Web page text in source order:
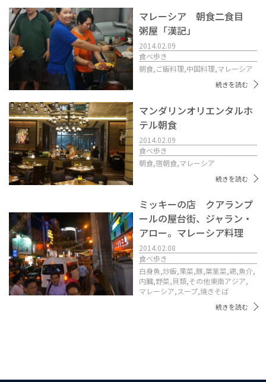
マレーシア 朝食二食目
粥屋「漢記」
2014.02.09
食べ歩き
朝食,ご飯料理,中国料理,マレーシア
続きを読む
マンダリンオリエンタルホ
テル朝食
2014.02.09
食べ歩き
朝食,宿朝食,マレーシア
続きを読む
ミッキーの店 クアランプ
ールの屋台街、ジャラン・
アロー。マレーシア料理
2014.02.08
食べ歩き
白身魚,炒飯,果菜,豚,葉茎菜,鶏,魚介,
内臓,野菜,貝類,その他東南アジア,
マレーシア,スープ,焼きそば
続きを読む